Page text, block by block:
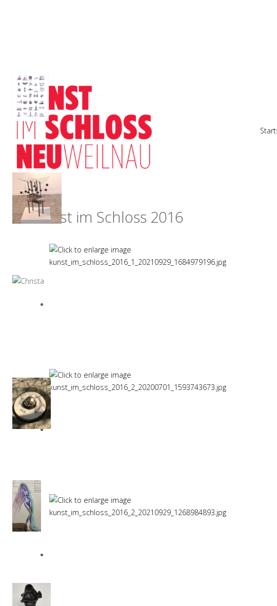
Kunst im Schloss 2016